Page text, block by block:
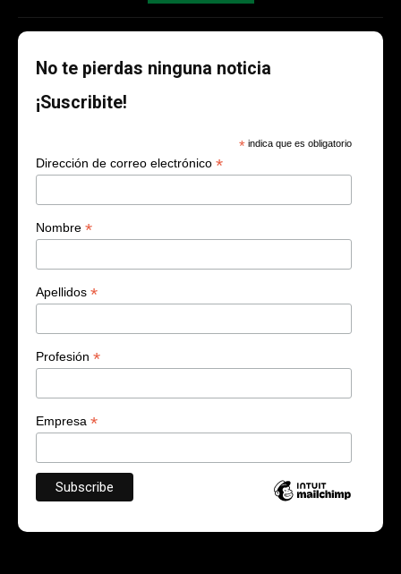
No te pierdas ninguna noticia
¡Suscribite!
* indica que es obligatorio
Dirección de correo electrónico *
Nombre *
Apellidos *
Profesión *
Empresa *